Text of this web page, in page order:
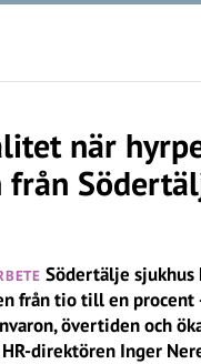
när
från
Södertälje sjukhus
från tio till en procent
övertiden och
HR-direktören Inger